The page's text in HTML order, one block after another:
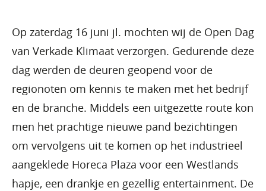
Op zaterdag 16 juni jl. mochten wij de Open Dag
van Verkade Klimaat verzorgen. Gedurende deze
dag werden de deuren geopend voor de
regionoten om kennis te maken met het bedrijf
en de branche. Middels een uitgezette route kon
men het prachtige nieuwe pand bezichtingen
om vervolgens uit te komen op het industrieel
aangeklede Horeca Plaza voor een Westlands
hapje, een drankje en gezellig entertainment. De